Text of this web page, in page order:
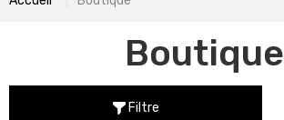
Boutique
Filtre